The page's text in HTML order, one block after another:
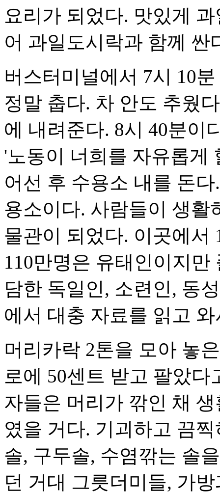
요리가 되었다. 맛있게
어 과일도시락과 함께 싼
버스터미널에서 7시 10
정말 춥다. 차 안도 추웠
에 내려준다. 8시 40분이
'노동이 너희를 자유롭게
어선 후 수용소 내를 돈
용소이다. 사람들이 생활
물관이 되었다. 이곳에서
110만명은 유태인이지
담한 독일인, 소련인, 동
에서 대충 자료를 읽고
머리카락 2톤을 모아 놓
로에 50센트 받고 팔았
자들은 머리가 깎인 채
였을 거다. 기괴하고 끔
솔, 구두솔, 수염깎는 솔
던 거대 그릇더미들, 가